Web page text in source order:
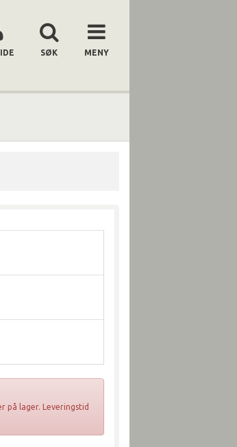
SØK MENY
på lager. Leveringstid